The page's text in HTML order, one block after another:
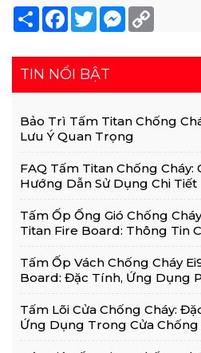
Share Facebook
TwitterMessenger
TIN NỔI BẬT
Bảo Trì Tấm Titan Chống
Lưu Ý Quan Trọng
FAQ Tấm Titan Chống Cháy:
Hướng Dẫn Sử Dụng Chi Tiết
Tấm Ốp Ống Gió Chống
Titan Fire Board: Thông Tin
Tấm Ốp Vách Chống Cháy
Board: Đặc Tính, Ứng Dụng
Tấm Lõi Cửa Chống Cháy:
Ứng Dụng Trong Cửa Chống